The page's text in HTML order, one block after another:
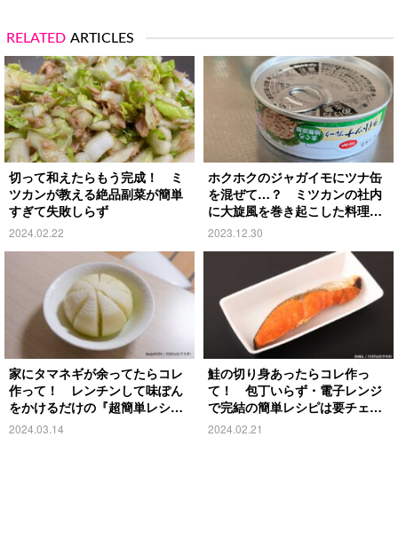
RELATED ARTICLES
切って和えたらもう完成！ ミ
ツカンが教える絶品副菜が簡単
すぎて失敗しらず
2024.02.22
ホクホクのジャガイモにツナ缶
を混ぜて…？ ミツカンの社内
に大旋風を巻き起こした料理が
こちら
2023.12.30
家にタマネギが余ってたらコレ
作って！ レンチンして味ぽん
をかけるだけの『超簡単レシ
ピ』とは
2024.03.14
鮭の切り身あったらコレ作っ
て！ 包丁いらず・電子レンジ
で完結の簡単レシピは要チェッ
ク
2024.02.21